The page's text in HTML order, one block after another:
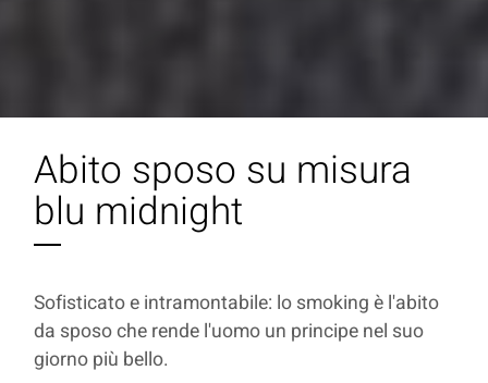
Abito sposo su misura
blu midnight
Sofisticato e intramontabile: lo smoking è l'abito
da sposo che rende l'uomo un principe nel suo
giorno più bello.